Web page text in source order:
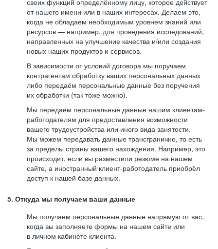
своих функций определённому лицу, которое действует
от нашего имени или в наших интересах. Делаем это,
когда не обладаем необходимым уровнем знаний или
ресурсов — например, для проведения исследований,
направленных на улучшение качества и/или создания
новых наших продуктов и сервисов.
В зависимости от условий договора мы поручаем
контрагентам обработку ваших персональных данных
либо передаём персональные данные без поручения
их обработки (так тоже можно).
Мы передаём персональные данные нашим клиентам-
работодателям для предоставления возможности
вашего трудоустройства или иного вида занятости.
Мы можем передавать данные трансгранично, то есть
за пределы страны вашего нахождения. Например, это
происходит, если вы разместили резюме на нашем
сайте, а иностранный клиент-работодатель приобрёл
доступ к нашей базе данных.
5. Откуда мы получаем ваши данные
Мы получаем персональные данные напрямую от вас,
когда вы заполняете формы на нашем сайте или
в личном кабинете клиента.